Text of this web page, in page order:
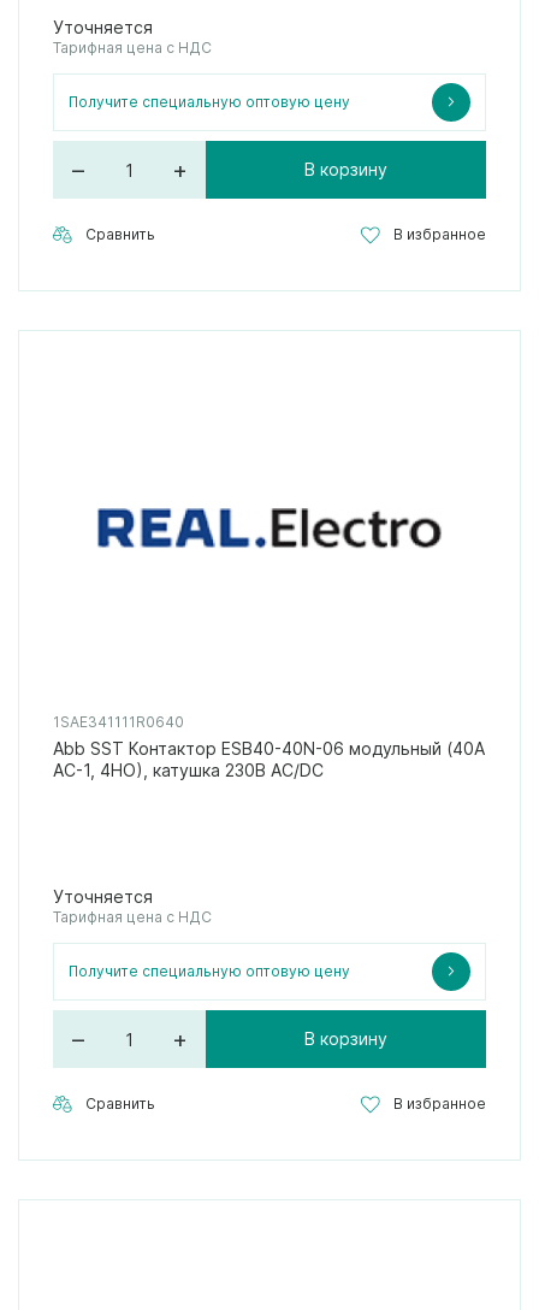
Уточняется
Тарифная цена с НДС
Получите специальную оптовую цену
– + В корзину
Сравнить В избранное
1SAE341111R0640
Abb SST Контактор ESB40-40N-06 модульный (40А
АС-1, 4НО), катушка 230В AC/DC
Уточняется
Тарифная цена с НДС
Получите специальную оптовую цену
– + В корзину
Сравнить В избранное